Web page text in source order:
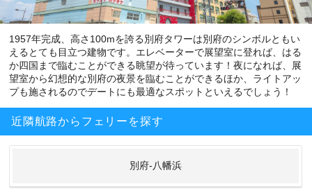
1957年完成、高さ100mを誇る別府タワーは別府のシンボルともい
えるとても目立つ建物です。エレベーターで展望室に登れば、はる
か四国まで臨むことができる眺望が待っています！夜になれば、展
望室から幻想的な別府の夜景を臨むことができるほか、ライトアッ
プも施されるのでデートにも最適なスポットといえるでしょう！
近隣航路からフェリーを探す
別府-八幡浜